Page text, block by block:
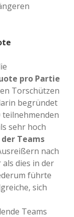
pro Partie
Torschützen
begründet
teilnehmenden
sehr hoch
Teams
nach
dies in der
führte
sich
Teams